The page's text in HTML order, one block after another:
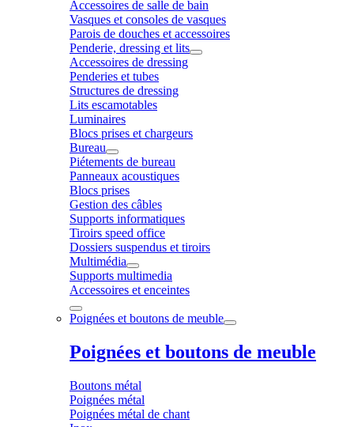
Accessoires de salle de bain
Vasques et consoles de vasques
Parois de douches et accessoires
Penderie, dressing et lits
Accessoires de dressing
Penderies et tubes
Structures de dressing
Lits escamotables
Luminaires
Blocs prises et chargeurs
Bureau
Piétements de bureau
Panneaux acoustiques
Blocs prises
Gestion des câbles
Supports informatiques
Tiroirs speed office
Dossiers suspendus et tiroirs
Multimédia
Supports multimedia
Accessoires et enceintes
Poignées et boutons de meuble
Poignées et boutons de meuble
Boutons métal
Poignées métal
Poignées métal de chant